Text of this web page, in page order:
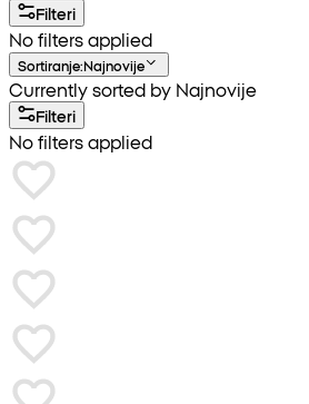
Filteri
No filters applied
Sortiranje:Najnovije
Currently sorted by Najnovije
Filteri
No filters applied